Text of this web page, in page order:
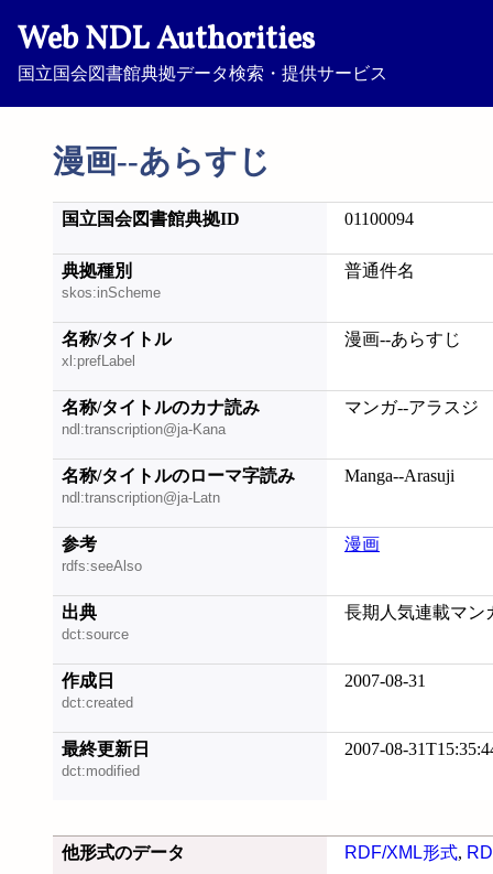
Web NDL Authorities
国立国会図書館典拠データ検索・提供サービス
漫画--あらすじ
国立国会図書館典拠ID 01100094
典拠種別
skos:inScheme
普通件名
名称/タイトル
xl:prefLabel
漫画--あらすじ
名称/タイトルのカナ読み
ndl:transcription@ja-Kana
マンガ--アラスジ
名称/タイトルのローマ字読み
ndl:transcription@ja-Latn
Manga--Arasuji
参考
rdfs:seeAlso
漫画
出典
dct:source
長期人気連載マン
作成日
dct:created
2007-08-31
最終更新日
dct:modified
2007-08-
他形式のデータ RDF/XML形式,